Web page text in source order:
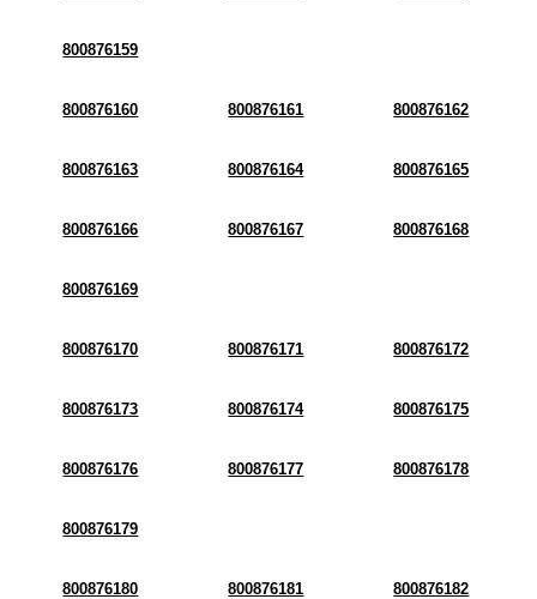
800876159
800876160 800876161 800876162
800876163 800876164 800876165
800876166 800876167 800876168
800876169
800876170 800876171 800876172
800876173 800876174 800876175
800876176 800876177 800876178
800876179
800876180 800876181 800876182